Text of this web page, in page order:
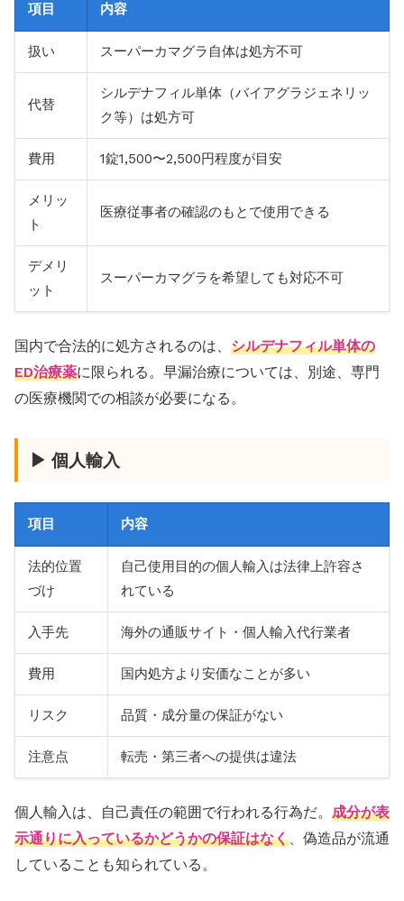
項目 内容
扱い スーパーカマグラ自体は処方不可
代替
シルデナフィル単体（バイアグラジェネリッ
ク等）は処方可
費用 1錠1,500〜2,500円程度が目安
メリッ
ト
医療従事者の確認のもとで使用できる
デメリ
ット
スーパーカマグラを希望しても対応不可
国内で合法的に処方されるのは、 シルデナフィル単体の
ED治療薬に限られる。早漏治療については、別途、専門
の医療機関での相談が必要になる。
▶ 個人輸入
項目 内容
法的位置
づけ
自己使用目的の個人輸入は法律上許容さ
れている
入手先 海外の通販サイト・個人輸入代行業者
費用 国内処方より安価なことが多い
リスク 品質・成分量の保証がない
注意点 転売・第三者への提供は違法
個人輸入は、自己責任の範囲で行われる行為だ。 成分が表
示通りに入っているかどうかの保証はなく 、偽造品が流通
していることも知られている。